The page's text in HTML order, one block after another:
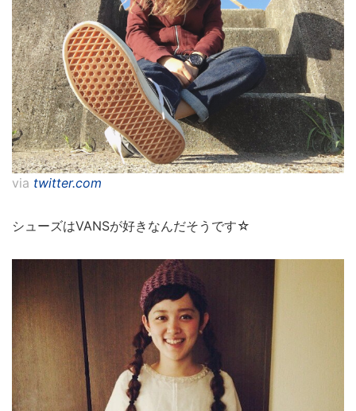
via twitter.com
シューズはVANSが好きなんだそうです☆